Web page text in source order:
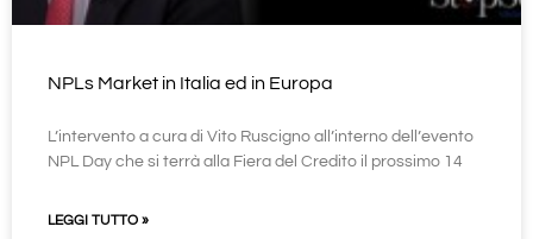
NPLs Market in Italia ed in Europa
L’intervento a cura di Vito Ruscigno all’interno dell’evento
NPL Day che si terrà alla Fiera del Credito il prossimo 14
LEGGI TUTTO »